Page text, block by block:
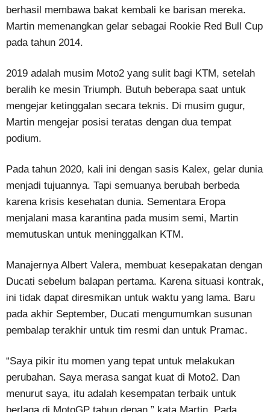
berhasil membawa bakat kembali ke barisan mereka.
Martin memenangkan gelar sebagai Rookie Red Bull Cup
pada tahun 2014.
2019 adalah musim Moto2 yang sulit bagi KTM, setelah
beralih ke mesin Triumph. Butuh beberapa saat untuk
mengejar ketinggalan secara teknis. Di musim gugur,
Martin mengejar posisi teratas dengan dua tempat
podium.
Pada tahun 2020, kali ini dengan sasis Kalex, gelar dunia
menjadi tujuannya. Tapi semuanya berubah berbeda
karena krisis kesehatan dunia. Sementara Eropa
menjalani masa karantina pada musim semi, Martin
memutuskan untuk meninggalkan KTM.
Manajernya Albert Valera, membuat kesepakatan dengan
Ducati sebelum balapan pertama. Karena situasi kontrak,
ini tidak dapat diresmikan untuk waktu yang lama. Baru
pada akhir September, Ducati mengumumkan susunan
pembalap terakhir untuk tim resmi dan untuk Pramac.
“Saya pikir itu momen yang tepat untuk melakukan
perubahan. Saya merasa sangat kuat di Moto2. Dan
menurut saya, itu adalah kesempatan terbaik untuk